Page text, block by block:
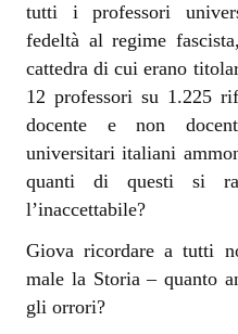
tutti i professori
fedeltà al regime
cattedra di cui erano
12 professori su 1.225
docente e non
universitari italiani
quanti di questi si
l’inaccettabile?
Giova ricordare a tutti
male la Storia – quanto
gli orrori?